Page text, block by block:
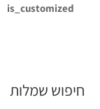
is_customized
חיפוש שמלות